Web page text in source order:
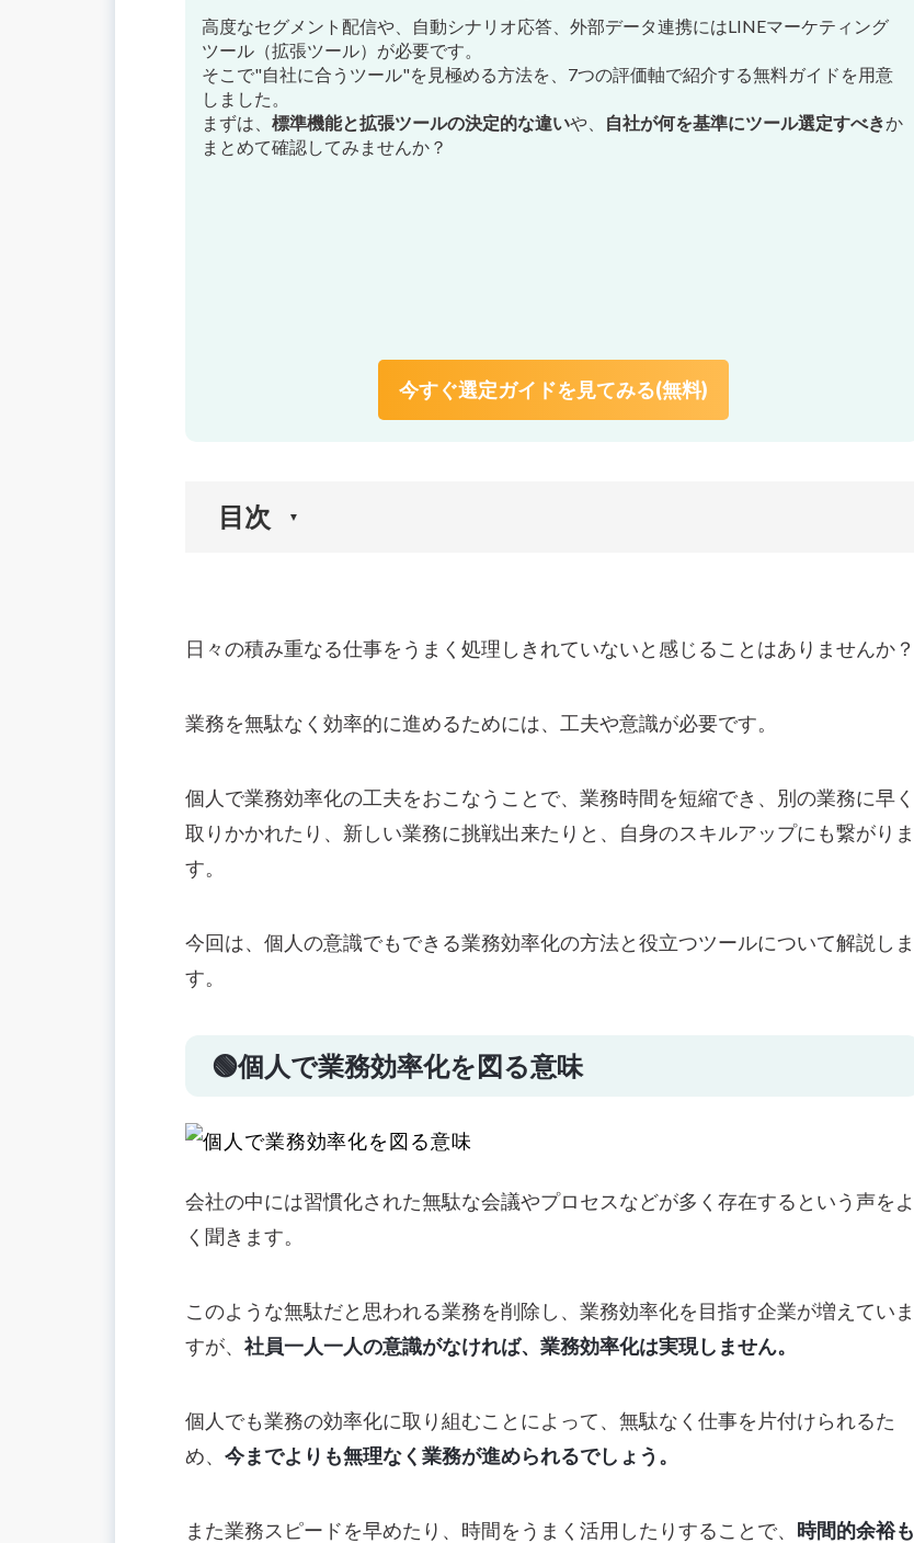
高度なセグメント配信や、自動シナリオ応答、外部データ連携にはLINEマーケティング
ツール（拡張ツール）が必要です。
そこで"自社に合うツール"を見極める方法を、7つの評価軸で紹介する無料ガイドを用意
しました。
まずは、 標準機能と拡張ツールの決定的な違いや、 自社が何を基準にツール選定すべきか
まとめて確認してみませんか？
今すぐ選定ガイドを見てみる(無料)
目次
仕事をリスト化し優先順位を明確にする
単語登録をしておく・ショートカットキーを活用する
目標を設定し定期的に見直す
🟢業務効率化のために個人でも使えるツール
画像キャプチャ
Googleスプレッドシート・ドキュメント
Dropbox（ドロップボックス）
Evernote（エバーノート）
日々の積み重なる仕事をうまく処理しきれていないと感じることはありませんか？
業務を無駄なく効率的に進めるためには、工夫や意識が必要です。
個人で業務効率化の工夫をおこなうことで、業務時間を短縮でき、別の業務に早く
取りかかれたり、新しい業務に挑戦出来たりと、自身のスキルアップにも繋がりま
す。
今回は、個人の意識でもできる業務効率化の方法と役立つツールについて解説しま
す。
🟢個人で業務効率化を図る意味
会社の中には習慣化された無駄な会議やプロセスなどが多く存在するという声をよ
く聞きます。
このような無駄だと思われる業務を削除し、業務効率化を目指す企業が増えていま
すが、 社員一人一人の意識がなければ、業務効率化は実現しません。
個人でも業務の効率化に取り組むことによって、無駄なく仕事を片付けられるた
め、 今までよりも無理なく業務が進められるでしょう。
また業務スピードを早めたり、時間をうまく活用したりすることで、 時間的余裕も